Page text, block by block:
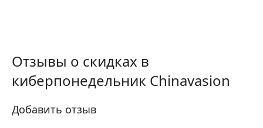
Отзывы о скидках в
киберпонедельник Chinavasion
Добавить отзыв